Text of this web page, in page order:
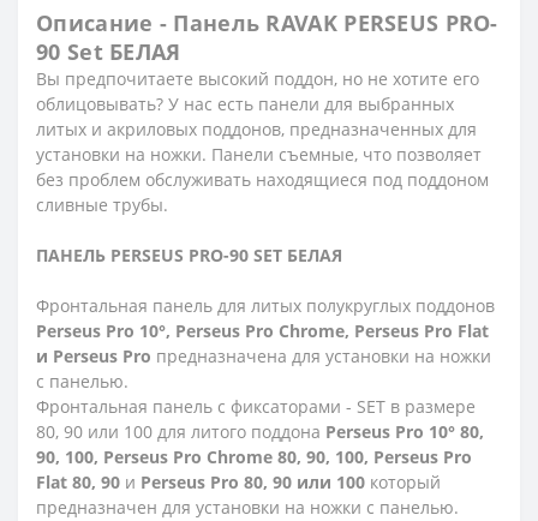
Описание - Панель RAVAK PERSEUS PRO-
90 Set БЕЛАЯ
Вы предпочитаете высокий поддон, но не хотите его
облицовывать? У нас есть панели для выбранных
литых и акриловых поддонов, предназначенных для
установки на ножки. Панели съемные, что позволяет
без проблем обслуживать находящиеся под поддоном
сливные трубы.
ПАНЕЛЬ PERSEUS PRO-90 SET БЕЛАЯ
Фронтальная панель для литых полукруглых поддонов
Perseus Pro 10°, Perseus Pro Chrome, Perseus Pro Flat
и Perseus Pro предназначена для установки на ножки
с панелью.
Фронтальная панель с фиксаторами - SET в размере
80, 90 или 100 для литого поддона Perseus Pro 10° 80,
90, 100, Perseus Pro Chrome 80, 90, 100, Perseus Pro
Flat 80, 90 и Perseus Pro 80, 90 или 100 который
предназначен для установки на ножки с панелью.